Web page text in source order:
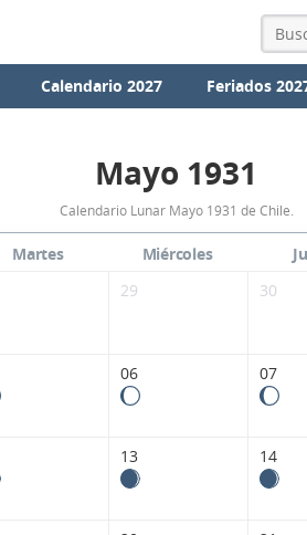
Calendario 2027 Feriados
Lunar
Mayo
Chile.
Mayo 1931
Calendario Lunar Mayo 1931 de Chile.
Martes Miércoles
29 30
06 07
13 14